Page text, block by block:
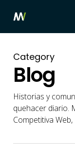
main
Category
Blog
Historias y
quehacer diario.
Competitiva